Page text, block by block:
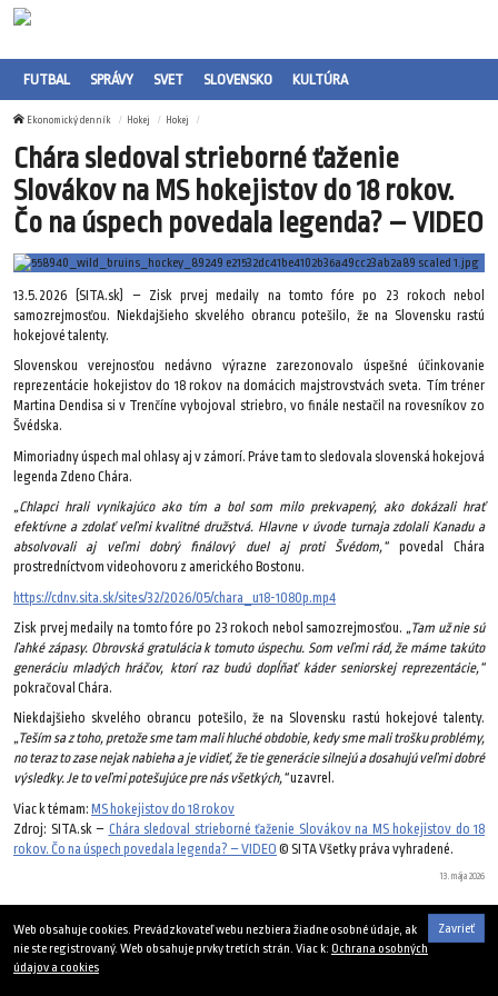
FUTBAL SPRÁVY SVET SLOVENSKO KULTÚRA
Ekonomický denník Hokej Hokej
Chára sledoval strieborné ťaženie
Slovákov na MS hokejistov do 18 rokov.
Čo na úspech povedala legenda? – VIDEO
13.5.2026 (SITA.sk) – Zisk prvej medaily na tomto fóre po 23 rokoch nebol
samozrejmosťou. Niekdajšieho skvelého obrancu potešilo, že na Slovensku rastú
hokejové talenty.
Slovenskou verejnosťou nedávno výrazne zarezonovalo úspešné účinkovanie
reprezentácie hokejistov do 18 rokov na domácich majstrovstvách sveta. Tím tréner
Martina Dendisa si v Trenčíne vybojoval striebro, vo finále nestačil na rovesníkov zo
Švédska.
Mimoriadny úspech mal ohlasy aj v zámorí. Práve tam to sledovala slovenská hokejová
legenda Zdeno Chára.
„Chlapci hrali vynikajúco ako tím a bol som milo prekvapený, ako dokázali hrať
efektívne a zdolať veľmi kvalitné družstvá. Hlavne v úvode turnaja zdolali Kanadu a
absolvovali aj veľmi dobrý finálový duel aj proti Švédom,“povedal Chára
prostredníctvom videohovoru z amerického Bostonu.
https://cdnv.sita.sk/sites/32/2026/05/chara_u18-1080p.mp4
Zisk prvej medaily na tomto fóre po 23 rokoch nebol samozrejmosťou.„Tam už nie sú
ľahké zápasy. Obrovská gratulácia k tomuto úspechu. Som veľmi rád, že máme takúto
generáciu mladých hráčov, ktorí raz budú dopĺňať káder seniorskej reprezentácie,“
pokračoval Chára.
Niekdajšieho skvelého obrancu potešilo, že na Slovensku rastú hokejové talenty.
„Teším sa z toho, pretože sme tam mali hluché obdobie, kedy sme mali trošku problémy,
no teraz to zase nejak nabieha a je vidieť, že tie generácie silnejú a dosahujú veľmi dobré
výsledky. Je to veľmi potešujúce pre nás všetkých,“uzavrel.
Viac k témam: MS hokejistov do 18 rokov
Zdroj: SITA.sk – Chára sledoval strieborné ťaženie Slovákov na MS hokejistov do 18
rokov. Čo na úspech povedala legenda? – VIDEO © SITA Všetky práva vyhradené.
13. mája 2026
Zavrieť
Web obsahuje cookies. Prevádzkovateľ webu nezbiera žiadne osobné údaje, ak
nie ste registrovaný. Web obsahuje prvky tretích strán. Viac k: Ochrana osobných
údajov a cookies